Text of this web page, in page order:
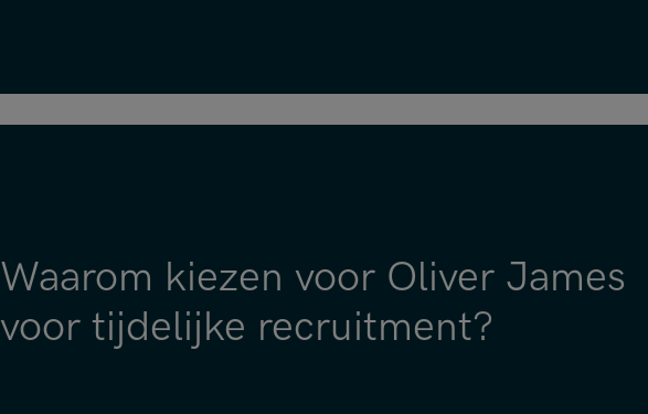
Waarom kiezen voor Oliver James
voor tijdelijke recruitment?